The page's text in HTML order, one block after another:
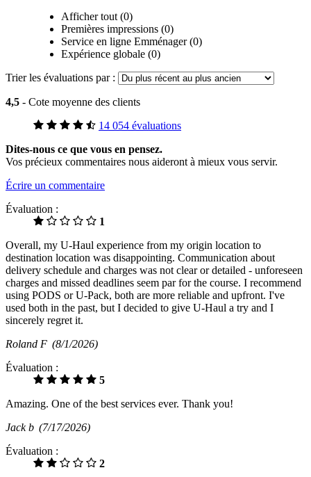
Afficher tout (0)
Premières impressions (0)
Service en ligne Emménager (0)
Expérience globale (0)
Trier les évaluations par :
4,5 - Cote moyenne des clients
14 054 évaluations
Dites-nous ce que vous en pensez.
Vos précieux commentaires nous aideront à mieux vous servir.
Écrire un commentaire
Évaluation :
1
Overall, my U-Haul experience from my origin location to
destination location was disappointing. Communication about
delivery schedule and charges was not clear or detailed - unforeseen
charges and missed deadlines seem par for the course. I recommend
using PODS or U-Pack, both are more reliable and upfront. I've
used both in the past, but I decided to give U-Haul a try and I
sincerely regret it.
Roland F (8/1/2026)
Évaluation :
5
Amazing. One of the best services ever. Thank you!
Jack b (7/17/2026)
Évaluation :
2